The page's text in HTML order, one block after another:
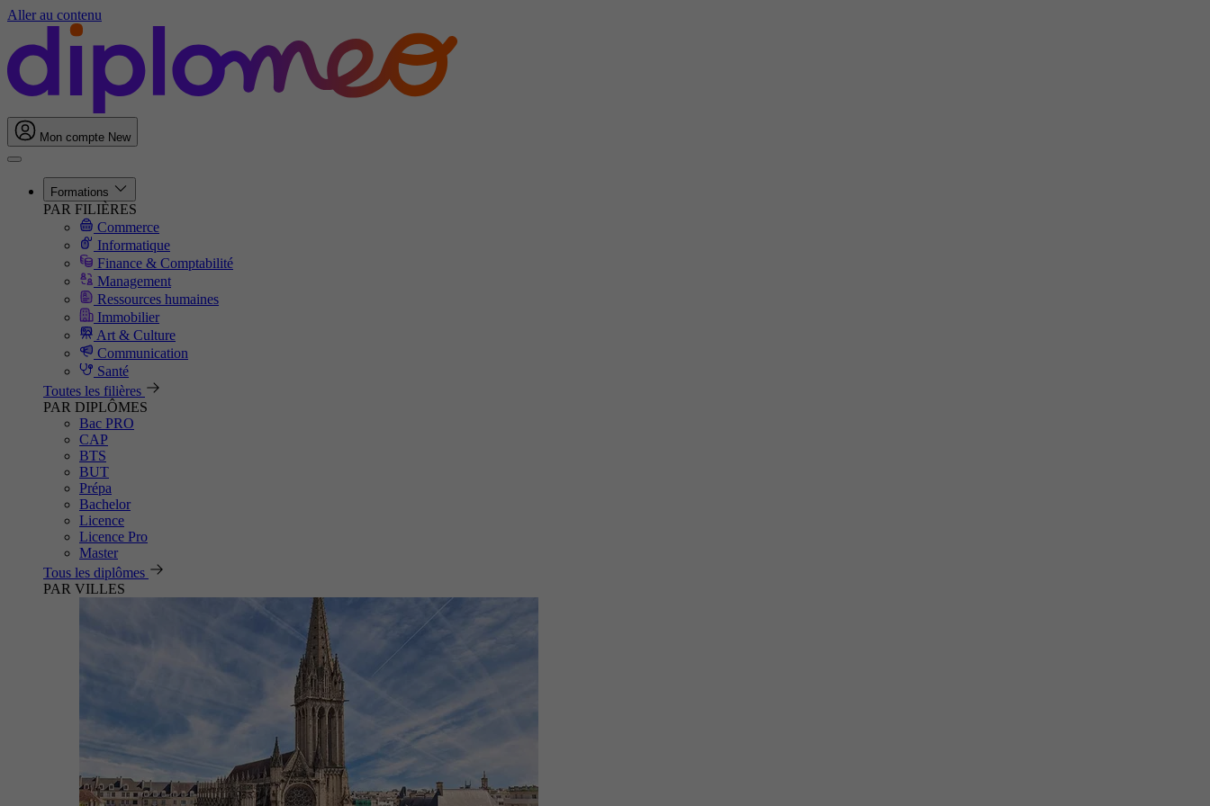
Aller au contenu
Mon compte New
Formations
PAR FILIÈRES
Commerce
Informatique
Finance & Comptabilité
Management
Ressources humaines
Immobilier
Art & Culture
Communication
Santé
Toutes les filières
PAR DIPLÔMES
Bac PRO
CAP
BTS
BUT
Prépa
Bachelor
Licence
Licence Pro
Master
Tous les diplômes
PAR VILLES